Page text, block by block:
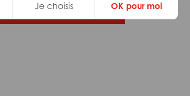
Je choisis OK pour moi
Trouvez votre job Adéquat !